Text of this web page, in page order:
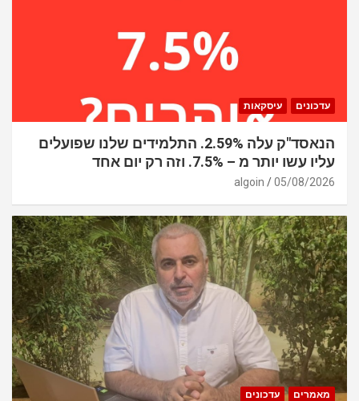
עדכונים עיסקאות
הנאסד"ק עלה 2.59%. התלמידים שלנו שפועלים
עליו עשו יותר מ – 7.5%. וזה רק יום אחד
05/08/2026
algoin
מאמרים עדכונים